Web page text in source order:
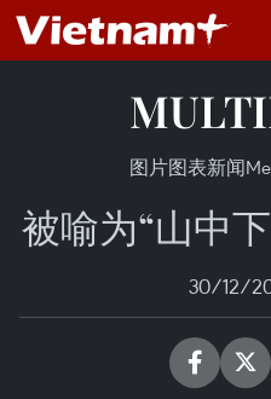
图片图表新闻
被喻为“山中
30/12/